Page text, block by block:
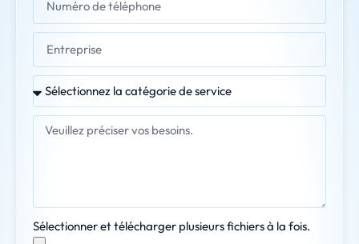
Sélectionner et télécharger plusieurs fichiers à la fois.